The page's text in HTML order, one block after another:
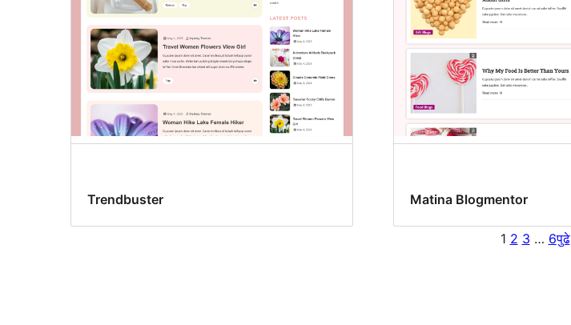
Trendbuster Matina Blogmentor
1 2 3 … 6पुढे